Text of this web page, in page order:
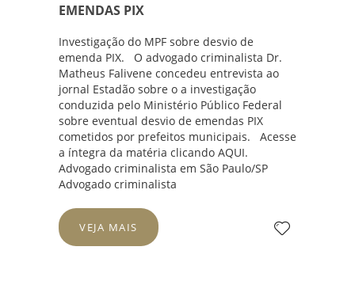
EMENDAS PIX
Investigação do MPF sobre desvio de
emenda PIX. O advogado criminalista Dr.
Matheus Falivene concedeu entrevista ao
jornal Estadão sobre o a investigação
conduzida pelo Ministério Público Federal
sobre eventual desvio de emendas PIX
cometidos por prefeitos municipais. Acesse
a íntegra da matéria clicando AQUI.
Advogado criminalista em São Paulo/SP
Advogado criminalista
VEJA MAIS